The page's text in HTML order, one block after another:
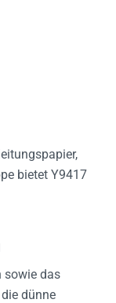
bietet Y9417
sowie das
dünne